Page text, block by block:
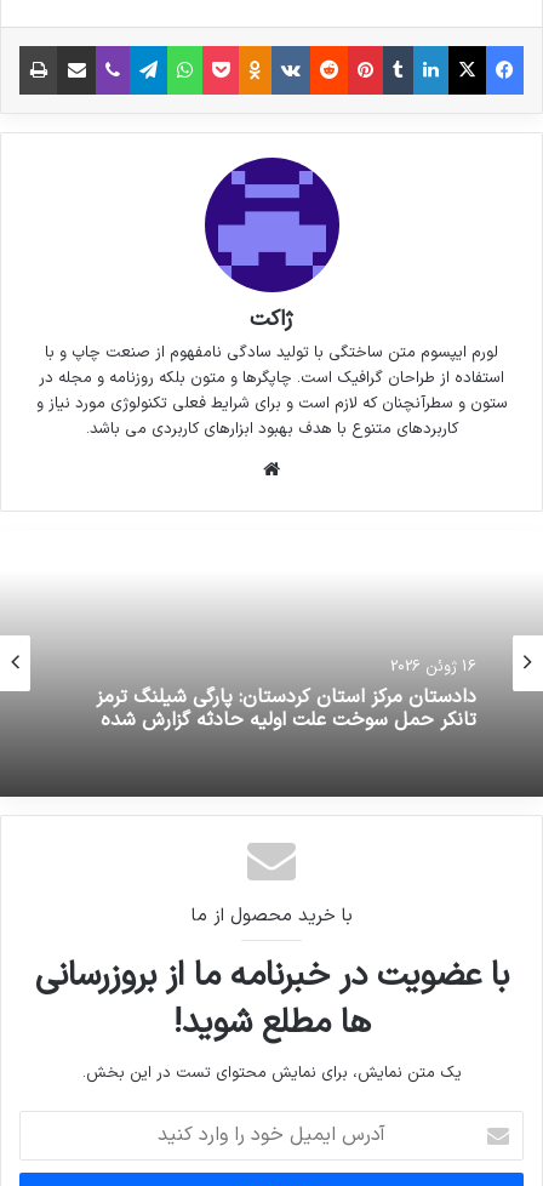
فیس بوک X لینکدین
‫تامبلر‫پین‌ترست
‫رددیت‫VKontakte
‫Odnoklassniki
پاکتواتس آپ تلگراموایبر اشتراک گذاری از طریق ایمیل
ژاکت
لورم ایپسوم متن ساختگی با تولید سادگی نامفهوم از صنعت چاپ و با
استفاده از طراحان گرافیک است. چاپگرها و متون بلکه روزنامه و مجله در
ستون و سطرآنچنان که لازم است و برای شرایط فعلی تکنولوژی مورد نیاز و
کاربردهای متنوع با هدف بهبود ابزارهای کاربردی می باشد.
16 ژوئن 2026
دادستان مرکز استان کردستان: پارگی شیلنگ ترمز
تانکر حمل سوخت علت اولیه حادثه گزارش شده
با خرید محصول از ما
با عضویت در خبرنامه ما از بروزرسانی
ها مطلع شوید!
یک متن نمایش، برای نمایش محتوای تست در این بخش.
ایمیل
خود